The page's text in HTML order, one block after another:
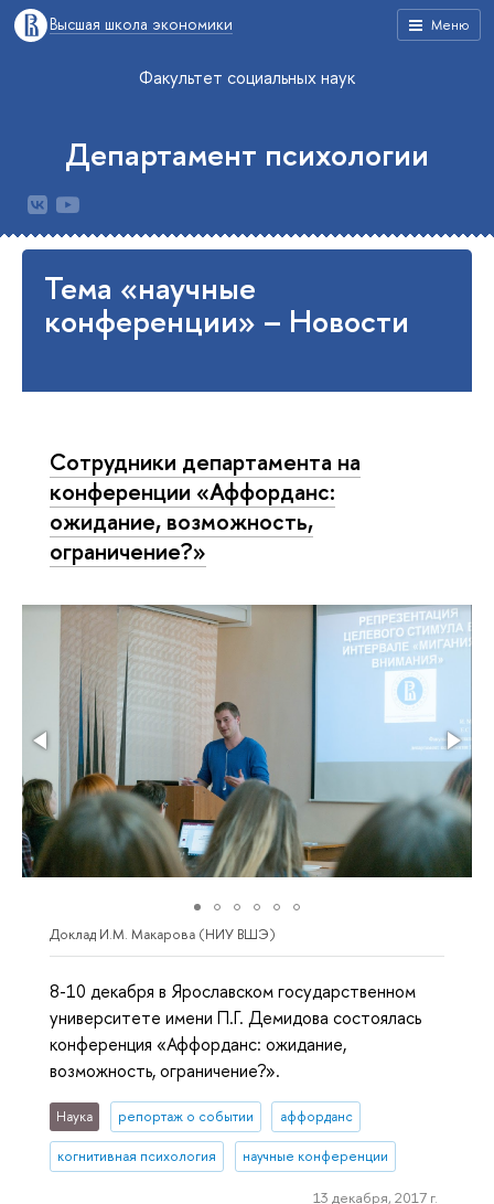
Меню
Высшая школа экономики
Факультет социальных наук
Департамент психологии
Тема «научные
конференции» – Новости
Сотрудники департамента на
конференции «Аффорданс:
ожидание, возможность,
ограничение?»
Доклад И.М. Макарова (НИУ ВШЭ)
8-10 декабря в Ярославском государственном
университете имени П.Г. Демидова состоялась
конференция «Аффорданс: ожидание,
возможность, ограничение?».
Наука репортаж о событии аффорданс
когнитивная психология научные конференции
13 декабря, 2017 г.